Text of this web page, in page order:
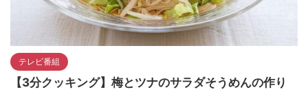
テレビ番組
【3分クッキング】梅とツナのサラダそうめんの作り